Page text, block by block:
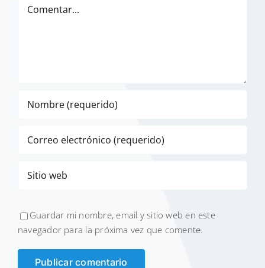
Guardar mi nombre, email y sitio web en este
navegador para la próxima vez que comente.